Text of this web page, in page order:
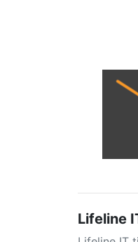
Lifeline